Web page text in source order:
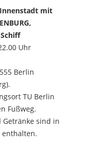
mit
Uhr
Berlin
TU Berlin
Fußweg.
sind in